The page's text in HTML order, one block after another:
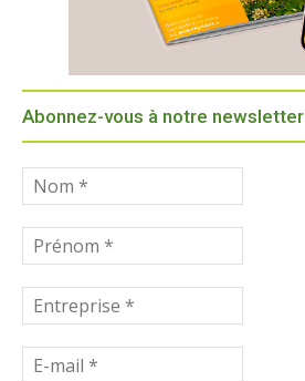
Abonnez-vous à notre newsletter